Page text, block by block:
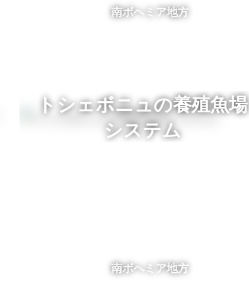
南ボヘミア地方
トシェボニュの養殖魚場
システム
南ボヘミア地方